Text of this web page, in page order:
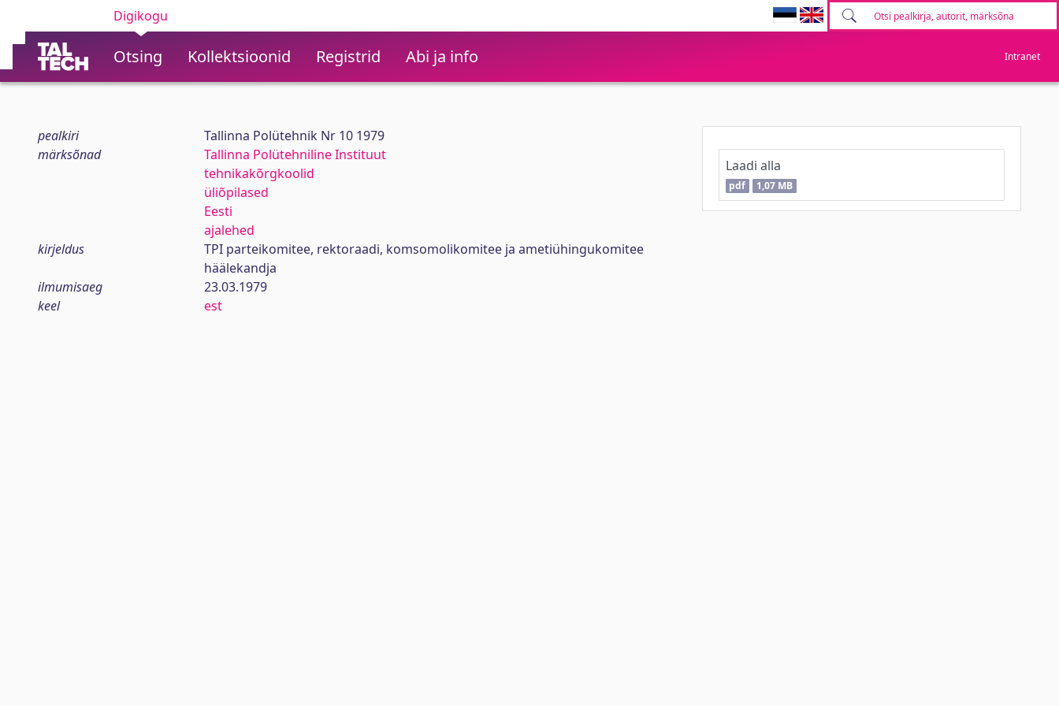
Digikogu
Otsing Kollektsioonid Registrid Abi ja info Intranet
pealkiri
Tallinna Polütehnik Nr 10 1979
märksõnad
Tallinna Polütehniline Instituut
tehnikakõrgkoolid
üliõpilased
Eesti
ajalehed
kirjeldus
TPI parteikomitee, rektoraadi, komsomolikomitee ja ametiühingukomitee
häälekandja
ilmumisaeg
23.03.1979
keel
est
Laadi alla
pdf 1,07 MB